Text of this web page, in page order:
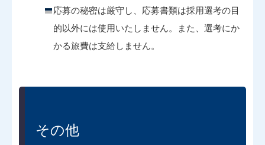
応募の秘密は厳守し、応募書類は採用選考の目
的以外には使用いたしません。また、選考にか
かる旅費は支給しません。
その他